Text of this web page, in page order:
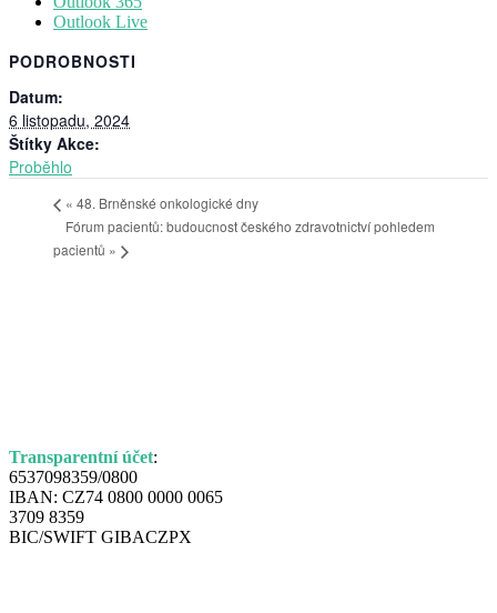
Outlook Live
PODROBNOSTI
Datum:
6 listopadu, 2024
Štítky Akce:
Proběhlo
« 48. Brněnské onkologické dny
Fórum pacientů: budoucnost českého zdravotnictví pohledem
pacientů »
Transparentní účet:
6537098359/0800
IBAN: CZ74 0800 0000 0065
3709 8359
BIC/SWIFT GIBACZPX